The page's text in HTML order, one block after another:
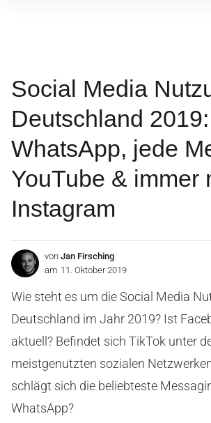
Social Media
Deutschland
WhatsApp, jede
YouTube & immer
Instagram
von Jan Firsching
am 11. Oktober 2019
Wie steht es um die Social Media
Deutschland im Jahr 2019? Ist
aktuell? Befindet sich TikTok unter
meistgenutzten sozialen
schlägt sich die beliebteste
WhatsApp?